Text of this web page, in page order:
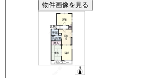
物件画像を見る